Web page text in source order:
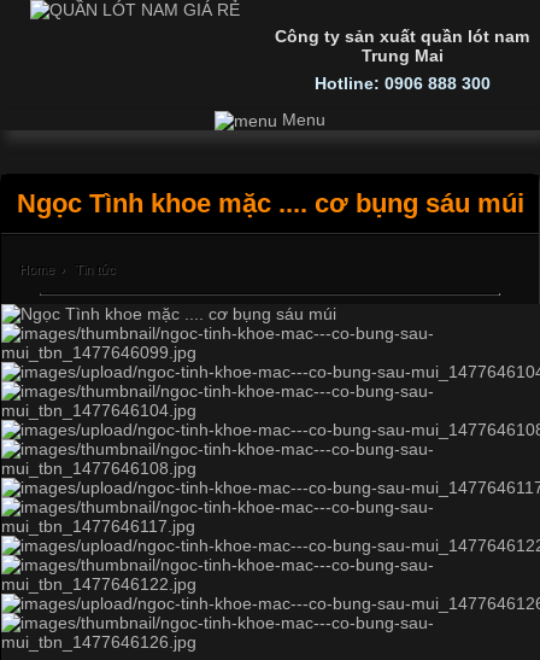
Công ty sản xuất quần lót nam
Trung Mai
Hotline: 0906 888 300
Menu
Ngọc Tình khoe mặc .... cơ bụng sáu múi
Home › Tin tức